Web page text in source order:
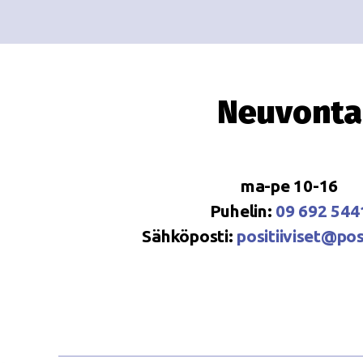
Neuvonta
ma-pe 10-16
Puhelin: 09 692
Sähköposti: